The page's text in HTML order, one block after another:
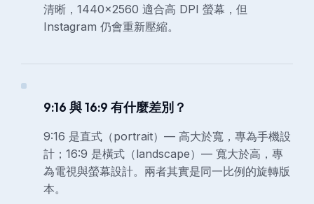
清晰，1440×2560 適合高 DPI 螢幕，但
Instagram 仍會重新壓縮。
9:16 與 16:9 有什麼差別？
9:16 是直式（portrait）— 高大於寬，專為手機設
計；16:9 是橫式（landscape）— 寬大於高，專
為電視與螢幕設計。兩者其實是同一比例的旋轉版
本。